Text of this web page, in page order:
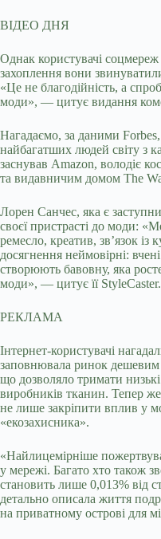
ВІДЕО ДНЯ
Однак користувачі соцмереж
захоплення вони
«Це не благодійність, а
моди», — цитує видання
Нагадаємо, за даними
найбагатших людей світу з
заснував Amazon, володіє
та видавничим домом The
Лорен Санчес, яка є
своєї пристрасті до моди:
ремесло, креатив, зв’язок із
досягнення неймовірні:
створюють бавовну, яка
моди», — цитує її StyleCaster.
РЕКЛАМА
Інтернет-користувачі
заповнювала ринок дешевим
що дозволяло тримати
виробників тканин. Тепер
не лише закріпити вплив у
«екозахисника».
«Найлицемірніше
у мережі. Багато хто також
становить лише 0,013% від
детально описала життя
на приватному острові для